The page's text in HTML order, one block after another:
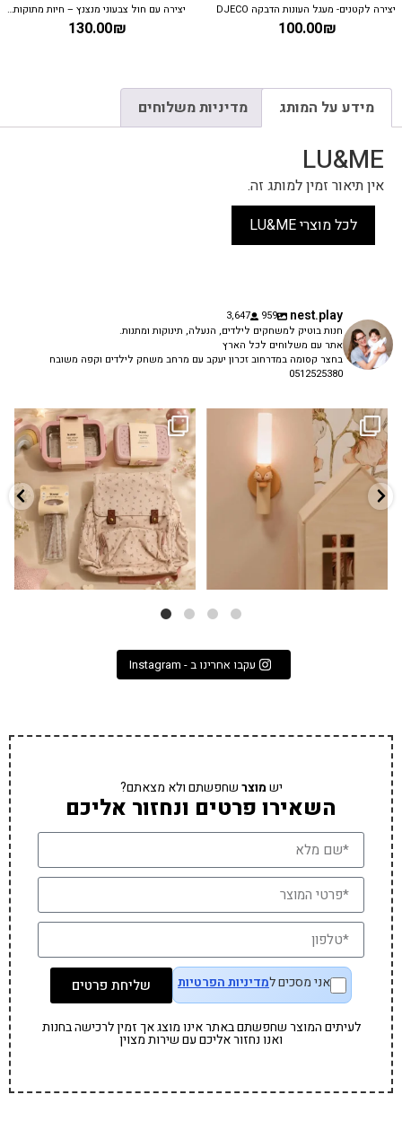
יצירה לקטנים- מעגל העונות הדבקה DJECO
100.00₪
יצירה עם חול צבעוני מנצנץ – חיות מתוקות DJECO
130.00₪
מידע על המותג מדיניות משלוחים
LU&ME
אין תיאור זמין למותג זה.
לכל מוצרי LU&ME
nest.play
959
3,647
חנות בוטיק למשחקים לילדים, הנעלה, תינוקות ומתנות.
אתר עם משלוחים לכל הארץ
בחצר קסומה במדרחוב זכרון יעקב עם מרחב משחק לילדים וקפה משובח
0512525380
✨ חוזרים למסגרת בסטייל! ✨
הקולקציה החדשה...
9 4
גם פריט עיצובי לחדר, גם מנורת לילה
...
3 0
עקבו אחרינו ב - Instagram
ישמוצרשחפשתם ולא מצאתם?
השאירו פרטים ונחזור אליכם
אני מסכים למדיניות הפרטיות שליחת פרטים
לעיתים המוצר שחפשתם באתר אינו מוצג אך זמין לרכישה בחנות
ואנו נחזור אליכם עם שירות מצוין